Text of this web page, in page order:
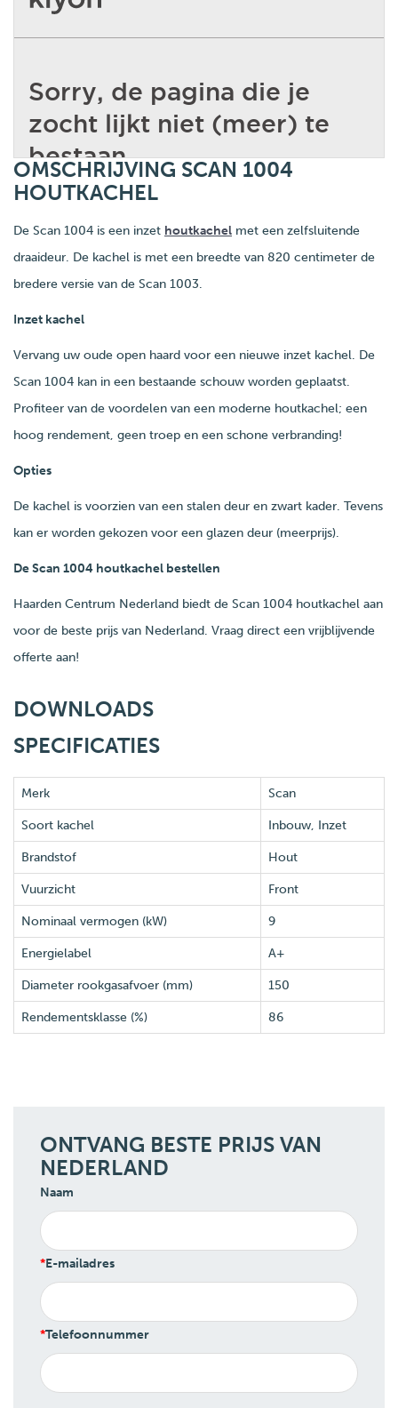
OMSCHRIJVING SCAN 1004
HOUTKACHEL
De Scan 1004 is een inzet houtkachel met een zelfsluitende
draaideur. De kachel is met een breedte van 820 centimeter de
bredere versie van de Scan 1003.
Inzet kachel
Vervang uw oude open haard voor een nieuwe inzet kachel. De
Scan 1004 kan in een bestaande schouw worden geplaatst.
Profiteer van de voordelen van een moderne houtkachel; een
hoog rendement, geen troep en een schone verbranding!
Opties
De kachel is voorzien van een stalen deur en zwart kader. Tevens
kan er worden gekozen voor een glazen deur (meerprijs).
De Scan 1004 houtkachel bestellen
Haarden Centrum Nederland biedt de Scan 1004 houtkachel aan
voor de beste prijs van Nederland. Vraag direct een vrijblijvende
offerte aan!
DOWNLOADS
SPECIFICATIES
Merk Scan
Soort kachel Inbouw, Inzet
Brandstof Hout
Vuurzicht Front
Nominaal vermogen (kW) 9
Energielabel A+
Diameter rookgasafvoer (mm) 150
Rendementsklasse (%) 86
ONTVANG BESTE PRIJS VAN
NEDERLAND
Naam
E-mailadres
Telefoonnummer